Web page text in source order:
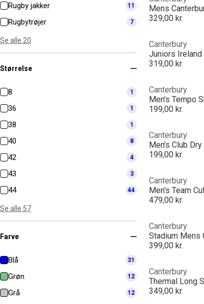
Rugby jakker 11
Rugbytrøjer 7
Se alle 20
Størrelse
8 1
36 1
38 1
40 8
42 4
43 3
44 44
Se alle 57
Farve
Blå 31
Grøn 12
Grå 12
Mens
329,00 kr.
Canterbury
319,00 kr.
Canterbury
Men's Tempo
199,00 kr.
Canterbury
Men's Club
199,00 kr.
Canterbury
Men's Team
479,00 kr.
Canterbury
Stadium Mens
399,00 kr.
Canterbury
Thermal Long
349,00 kr.